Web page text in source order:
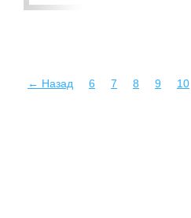
← Назад 6 7 8 9 10